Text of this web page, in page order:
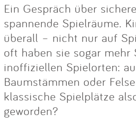
Ein Gespräch über
spannende Spielräume.
überall – nicht nur auf
oft haben sie sogar mehr
inoffiziellen Spielorten:
Baumstämmen oder
klassische Spielplätze
geworden?